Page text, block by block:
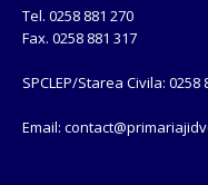
Tel. 0258 881 270
Fax. 0258 881 317
SPCLEP/Starea Civila: 0258
Email: contact@